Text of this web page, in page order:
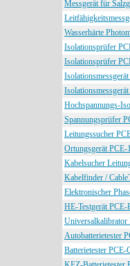
Messgerät für
Wasserhärte
Isolationsprüfer
Isolationsprüfer
Hochspannungs-
Spannungsprüfer
Leitungssucher
Ortungsgerät
Kabelsucher
Kabelfinder /
Elektronischer
HE-Testgerät
Universalkalibrator
Autobatterietester
Batterietester